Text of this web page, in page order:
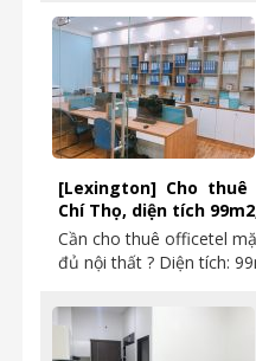
[Lexington] Cho
Chí Thọ, diện tích
Cần cho thuê officetel
đủ nội thất ? Diện tích: